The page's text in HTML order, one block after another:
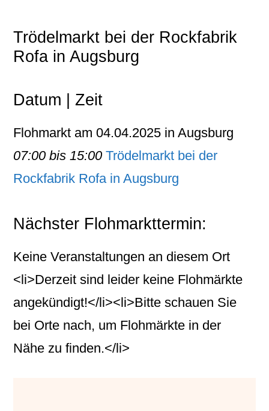
Trödelmarkt bei der Rockfabrik
Rofa in Augsburg
Datum | Zeit
Flohmarkt am 04.04.2025 in Augsburg
07:00 bis 15:00 Trödelmarkt bei der
Rockfabrik Rofa in Augsburg
Nächster Flohmarkttermin:
Keine Veranstaltungen an diesem Ort
<li>Derzeit sind leider keine Flohmärkte
angekündigt!</li><li>Bitte schauen Sie
bei Orte nach, um Flohmärkte in der
Nähe zu finden.</li>